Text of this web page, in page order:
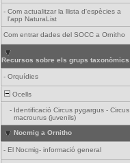
- Com actualitzar la llista d'espècies a
l'app NaturaList
Com entrar dades del SOCC a Ornitho
Recursos sobre els grups taxonòmics
- Orquídies
Ocells
- Identificació Circus pygargus - Circus
macrourus (juvenils)
Nocmig a Ornitho
- El Nocmig- informació general